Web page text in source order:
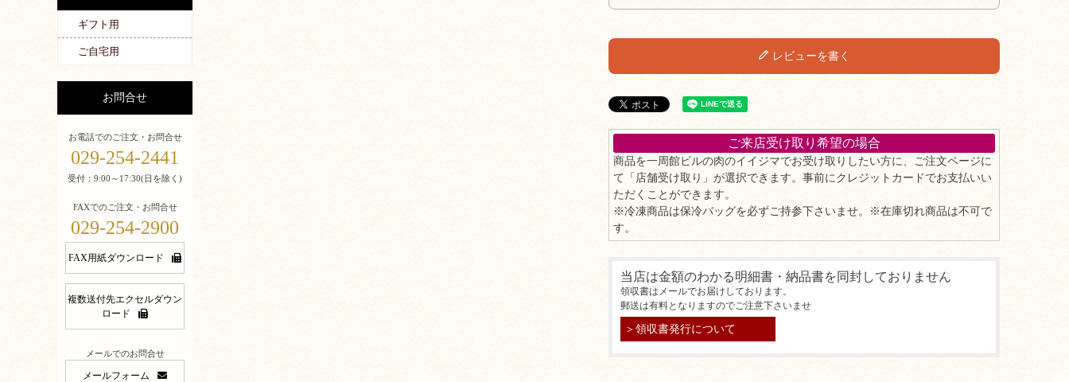
ギフト用
ご自宅用
お問合せ
お電話でのご注文・お問合せ
029-254-2441
受付：9:00～17:30(日を除く)
FAXでのご注文・お問合せ
029-254-2900
FAX用紙ダウンロード
複数送付先エクセルダウン
ロード
メールでのお問合せ
メールフォーム
レビューを書く
ご来店受け取り希望の場合
商品を一周館ビルの肉のイイジマでお受け取りしたい方に、ご注文ページに
て「店舗受け取り」が選択できます。事前にクレジットカードでお支払いい
ただくことができます。
※冷凍商品は保冷バッグを必ずご持参下さいませ。※在庫切れ商品は不可で
す。
当店は金額のわかる明細書・納品書を同封しておりません
領収書はメールでお届けしております。
郵送は有料となりますのでご注意下さいませ
＞領収書発行について